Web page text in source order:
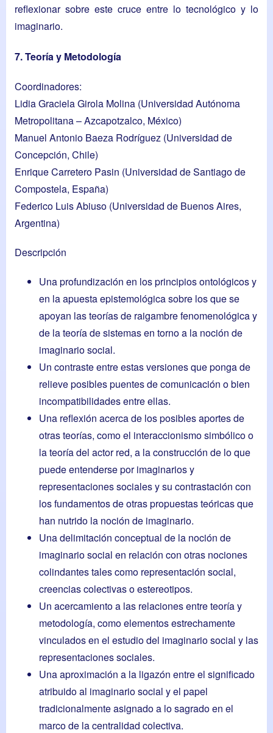
reflexionar sobre este cruce entre lo tecnológico y lo
imaginario.
7. Teoría y Metodología
Coordinadores:
Lidia Graciela Girola Molina (Universidad Autónoma
Metropolitana – Azcapotzalco, México)
Manuel Antonio Baeza Rodríguez (Universidad de
Concepción, Chile)
Enrique Carretero Pasin (Universidad de Santiago de
Compostela, España)
Federico Luis Abiuso (Universidad de Buenos Aires,
Argentina)
Descripción
Una profundización en los principios ontológicos y
en la apuesta epistemológica sobre los que se
apoyan las teorías de raigambre fenomenológica y
de la teoría de sistemas en torno a la noción de
imaginario social.
Un contraste entre estas versiones que ponga de
relieve posibles puentes de comunicación o bien
incompatibilidades entre ellas.
Una reflexión acerca de los posibles aportes de
otras teorías, como el interaccionismo simbólico o
la teoría del actor red, a la construcción de lo que
puede entenderse por imaginarios y
representaciones sociales y su contrastación con
los fundamentos de otras propuestas teóricas que
han nutrido la noción de imaginario.
Una delimitación conceptual de la noción de
imaginario social en relación con otras nociones
colindantes tales como representación social,
creencias colectivas o estereotipos.
Un acercamiento a las relaciones entre teoría y
metodología, como elementos estrechamente
vinculados en el estudio del imaginario social y las
representaciones sociales.
Una aproximación a la ligazón entre el significado
atribuido al imaginario social y el papel
tradicionalmente asignado a lo sagrado en el
marco de la centralidad colectiva.